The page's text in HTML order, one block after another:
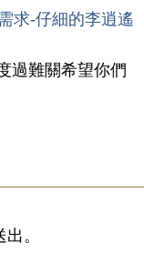
求-仔細的李逍遙
過難關希望你們
。